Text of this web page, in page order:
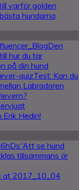
varför golden
hundarna
Den
hur du tar
på din hund
Test: Kan du
Labradoren
Hedin!
“Att se hund
tillsammans är